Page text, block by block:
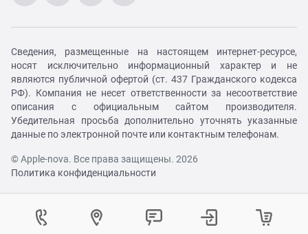
Сведения, размещенные на настоящем интернет-ресурсе,
носят исключительно информационный характер и не
являются публичной офертой (ст. 437 Гражданского кодекса
РФ). Компания не несет ответственности за несоответствие
описания с официальным сайтом производителя.
Убедительная просьба дополнительно уточнять указанные
данные по электронной почте или контактным телефонам.
© Apple-nova. Все права защищены. 2026
Политика конфиденциальности
Контактный центр
Укажите ваш город
Изменение города
Как вам удобнее с нами связаться?
Войти в личный кабинет